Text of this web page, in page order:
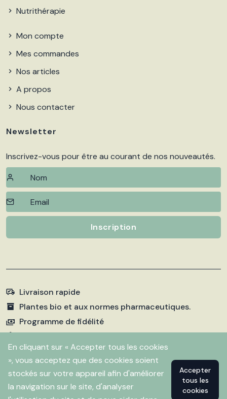
En cliquant sur « Accepter tous les cookies
», vous acceptez que des cookies soient
stockés sur votre appareil afin d'améliorer
la navigation sur le site, d'analyser
Accepter
tous les
cookies
Nutrithérapie
Mon compte
Mes commandes
Nos articles
A propos
Nous contacter
Newsletter
Inscrivez-vous pour être au courant de nos nouveautés.
Inscription
Livraison rapide
Plantes bio et aux normes pharmaceutiques.
Programme de fidélité
Paiements sécurisés
2026 Pharmacie Fleurentin. Propulsé par Flitbix.com